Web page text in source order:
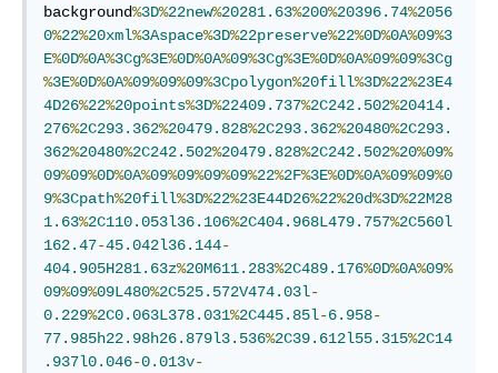
background%3D%22new%20281.63%200%20396.74%2056
0%22%20xml%3Aspace%3D%22preserve%22%0D%0A%09%3
E%0D%0A%3Cg%3E%0D%0A%09%3Cg%3E%0D%0A%09%09%3Cg
%3E%0D%0A%09%09%09%3Cpolygon%20fill%3D%22%23E4
4D26%22%20points%3D%22409.737%2C242.502%20414.
276%2C293.362%20479.828%2C293.362%20480%2C293.
362%20480%2C242.502%20479.828%2C242.502%20%09%
09%09%0D%0A%09%09%09%09%22%2F%3E%0D%0A%09%09%0
9%3Cpath%20fill%3D%22%23E44D26%22%20d%3D%22M28
1.63%2C110.053l36.106%2C404.968L479.757%2C560l
162.47-45.042l36.144-
404.905H281.63z%20M611.283%2C489.176%0D%0A%09%
09%09%09L480%2C525.572V474.03l-
0.229%2C0.063L378.031%2C445.85l-6.958-
77.985h22.98h26.879l3.536%2C39.612l55.315%2C14
.937l0.046-0.013v-